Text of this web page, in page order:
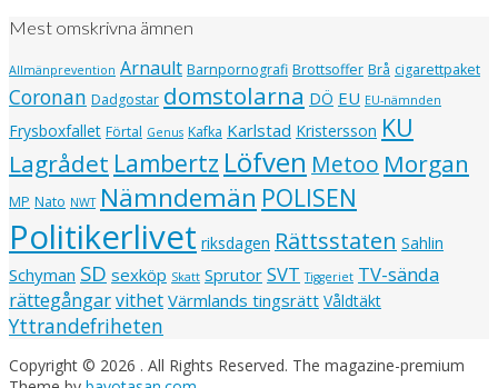
Mest omskrivna ämnen
Allmänprevention Arnault Barnpornografi Brottsoffer Brå cigarettpaket
Coronan Dadgostar domstolarna DÖ EU EU-nämnden
Frysboxfallet Förtal Genus Kafka Karlstad Kristersson KU
Lagrådet Lambertz Löfven Metoo Morgan
MP Nato NWT Nämndemän POLISEN
Politikerlivet riksdagen Rättsstaten Sahlin
Schyman SD sexköp Skatt Sprutor SVT Tiggeriet TV-sända
rättegångarvithet Värmlands tingsrätt Våldtäkt
Yttrandefriheten
Copyright © 2026 . All Rights Reserved. The magazine-premium